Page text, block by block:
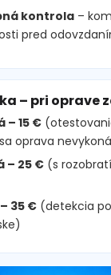
kontrola –
pred
– pri oprave
– 15 €
oprava
– 25 € (s
35 € (detekcia